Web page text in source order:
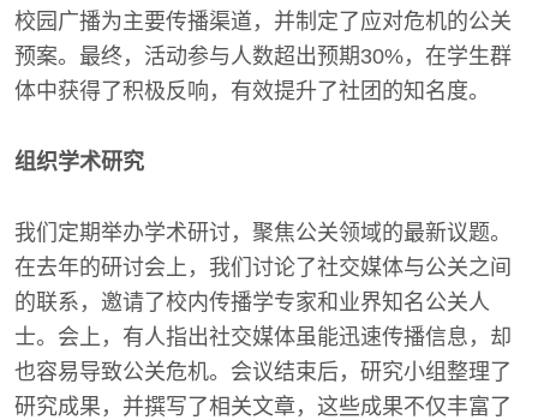
校园广播为主要传播渠道，并制定了应对危机的公关
预案。最终，活动参与人数超出预期30%，在学生群
体中获得了积极反响，有效提升了社团的知名度。
组织学术研究
我们定期举办学术研讨，聚焦公关领域的最新议题。
在去年的研讨会上，我们讨论了社交媒体与公关之间
的联系，邀请了校内传播学专家和业界知名公关人
士。会上，有人指出社交媒体虽能迅速传播信息，却
也容易导致公关危机。会议结束后，研究小组整理了
研究成果，并撰写了相关文章，这些成果不仅丰富了